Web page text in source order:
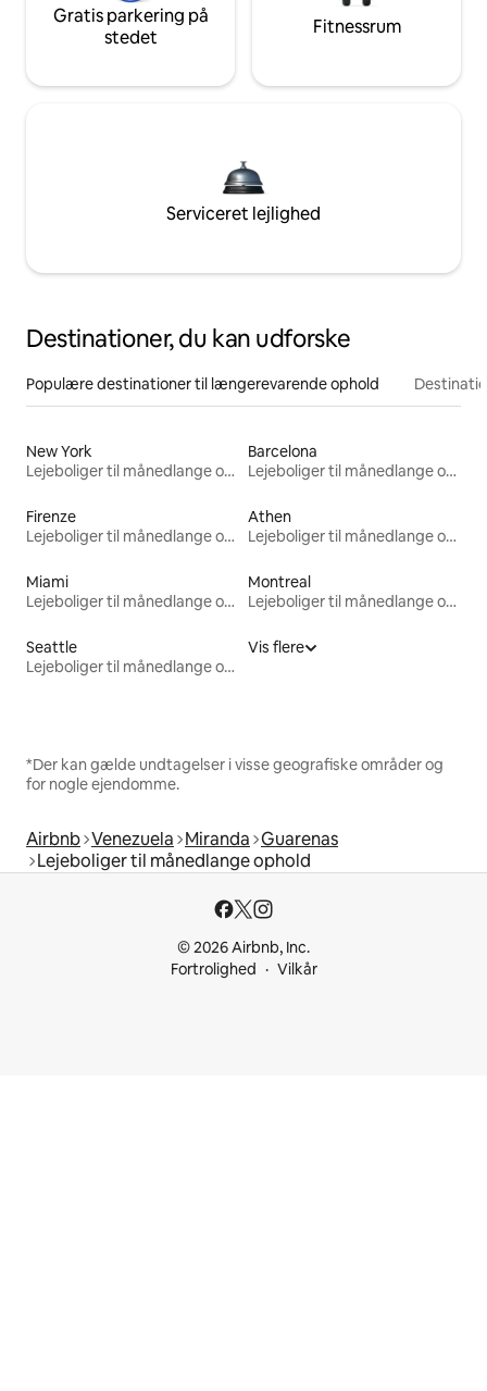
Gratis parkering på
stedet
Fitnessrum
Serviceret lejlighed
Destinationer, du kan udforske
Populære destinationer til længerevarende ophold
New York
Lejeboliger til månedlange ophold
Barcelona
Lejeboliger til månedlange ophold
Firenze
Lejeboliger til månedlange ophold
Athen
Lejeboliger til månedlange ophold
Miami
Lejeboliger til månedlange ophold
Montreal
Lejeboliger til månedlange ophold
Seattle
Lejeboliger til månedlange ophold
Vis flere
*Der kan gælde undtagelser i visse geografiske områder og
for nogle ejendomme.
Airbnb Venezuela Miranda Guarenas
Lejeboliger til månedlange ophold
© 2026 Airbnb, Inc.
Fortrolighed
Vilkår